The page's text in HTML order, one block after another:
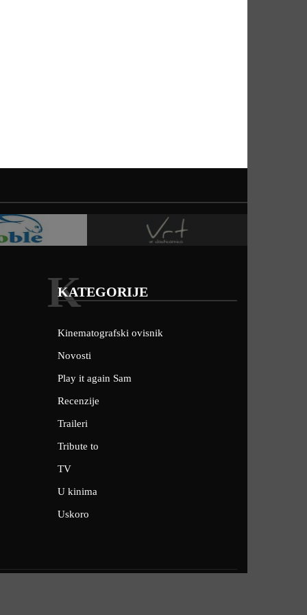
KATEGORIJE
K
Kinematografski ovisnik
Novosti
Play it again Sam
Recenzije
Traileri
Tribute to
TV
U kinima
Uskoro